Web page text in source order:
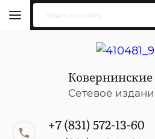
Ковернинские
Сетевое
+7 (831) 572-13-60